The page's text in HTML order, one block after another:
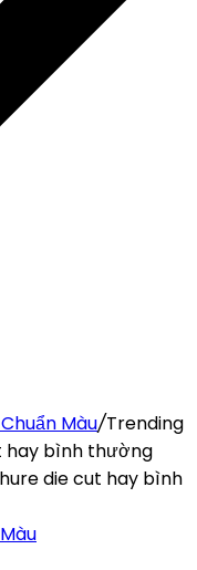
Màu/Trending
hay bình thường